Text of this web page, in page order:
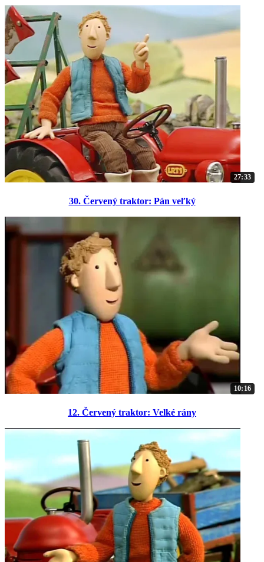
27:33
30. Červený traktor: Pán veľký
10:16
12. Červený traktor: Velké rány